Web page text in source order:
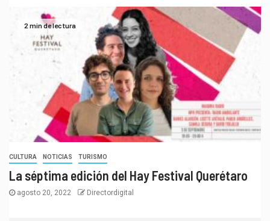
2 min de lectura
CULTURA NOTICIAS TURISMO
La séptima edición del Hay Festival Querétaro
agosto 20, 2022 Directordigital